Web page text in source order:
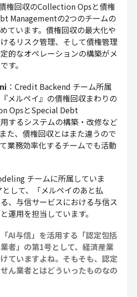
権回収のCollection Opsと債権
Managementの2つのチームの
ています。債権回収の最大化や
るリスク管理、そして債権管理
的なオペレーションの構築がメ
す。
：Credit Backend チーム所属
メルペイ』の債権回収まわりの
OpsとSpecial Debt
するシステムの構築・改修など
た、債権回収とはまた違うので
業務効率化するチームでも活動
チームに所属していま
して、「メルペイのあと払
、与信サービスにおける与信ス
運用を担当しています。
AI与信」を活用する「認定包括
者」の第1号として、経済産業
ていますよね。そもそも、認定
ん業者とはどういったものなの